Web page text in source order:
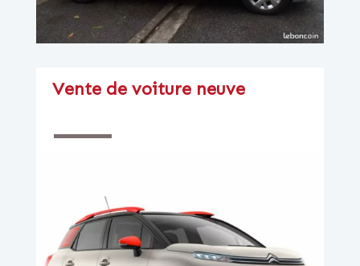
Vente de voiture neuve